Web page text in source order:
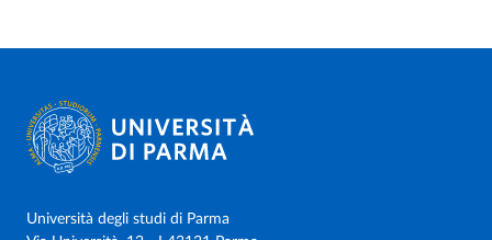
Università degli studi di Parma